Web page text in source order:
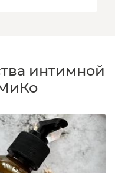
интимной